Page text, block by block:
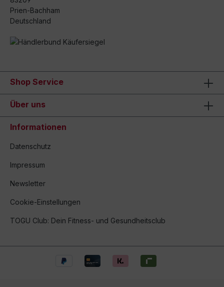
Prien-Bachham
Deutschland
Shop Service
Über uns
Informationen
Datenschutz
Impressum
Newsletter
Cookie-Einstellungen
TOGU Club: Dein Fitness- und Gesundheitsclub